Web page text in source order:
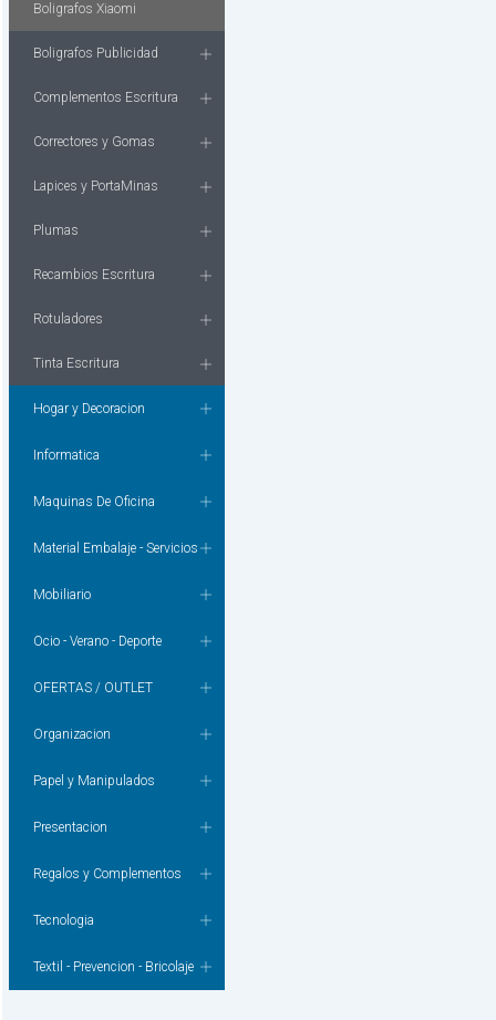
Boligrafos Xiaomi
Boligrafos Publicidad
Complementos Escritura
Correctores y Gomas
Lapices y PortaMinas
Plumas
Recambios Escritura
Rotuladores
Tinta Escritura
Hogar y Decoracion
Informatica
Maquinas De Oficina
Material Embalaje - Servicios
Mobiliario
Ocio - Verano - Deporte
OFERTAS / OUTLET
Organizacion
Papel y Manipulados
Presentacion
Regalos y Complementos
Tecnologia
Textil - Prevencion - Bricolaje